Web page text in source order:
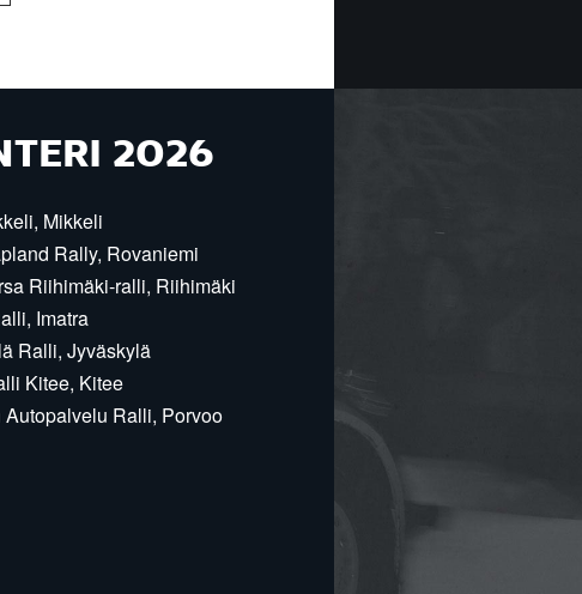
2026
Mikkeli
Rally, Rovaniemi
Riihimäki-ralli, Riihimäki
Imatra
Ralli, Jyväskylä
Kitee, Kitee
Ralli, Porvoo